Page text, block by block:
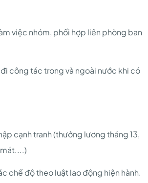
việc nhóm, phối hợp liên phòng ban
đi công tác trong và ngoài nước khi có
cạnh tranh (thưởng lương tháng 13,
chế độ theo luật lao động hiện hành.